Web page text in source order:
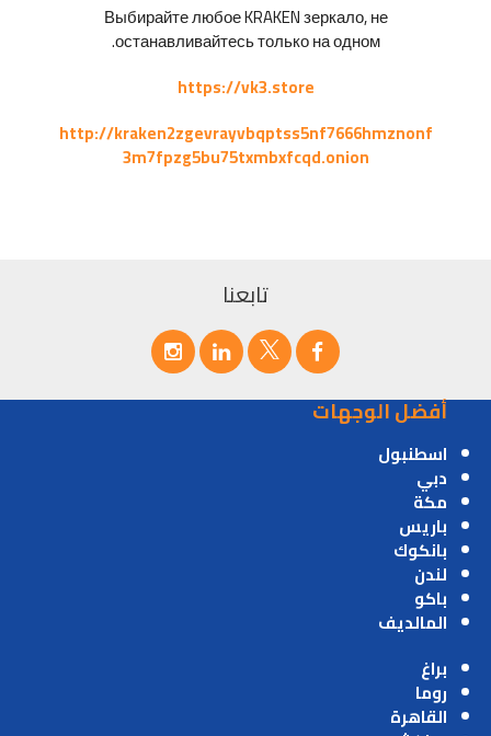
Выбирайте любое KRAKEN зеркало, не
останавливайтесь только на одном.
https://vk3.store
http://kraken2zgevrayvbqptss5nf7666hmznonf
3m7fpzg5bu75txmbxfcqd.onion
تابعنا
أفضل الوجهات
اسطنبول
دبي
مكة
باريس
بانكوك
لندن
باكو
المالديف
براغ
روما
القاهرة